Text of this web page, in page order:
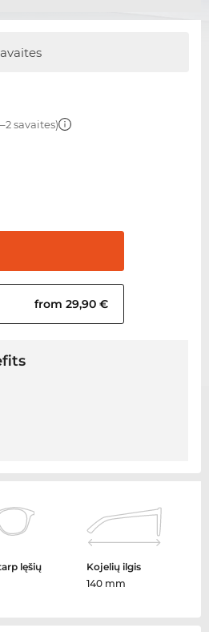
savaites)
from 29,90 €
lęšių
Kojelių ilgis
140 mm